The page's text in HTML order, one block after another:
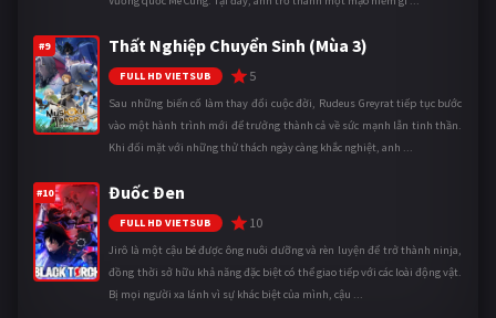
#9 Thất Nghiệp Chuyển Sinh (Mùa 3)
FULL HD VIETSUB 5
Sau những biến cố làm thay đổi cuộc đời, Rudeus Greyrat tiếp tục bước
vào một hành trình mới để trưởng thành cả về sức mạnh lẫn tinh thần.
Khi đối mặt với những thử thách ngày càng khắc nghiệt, anh ...
#10 Đuốc Đen
FULL HD VIETSUB 10
Jirô là một cậu bé được ông nuôi dưỡng và rèn luyện để trở thành ninja,
đồng thời sở hữu khả năng đặc biệt có thể giao tiếp với các loài động vật.
Bị mọi người xa lánh vì sự khác biệt của mình, cậu ...